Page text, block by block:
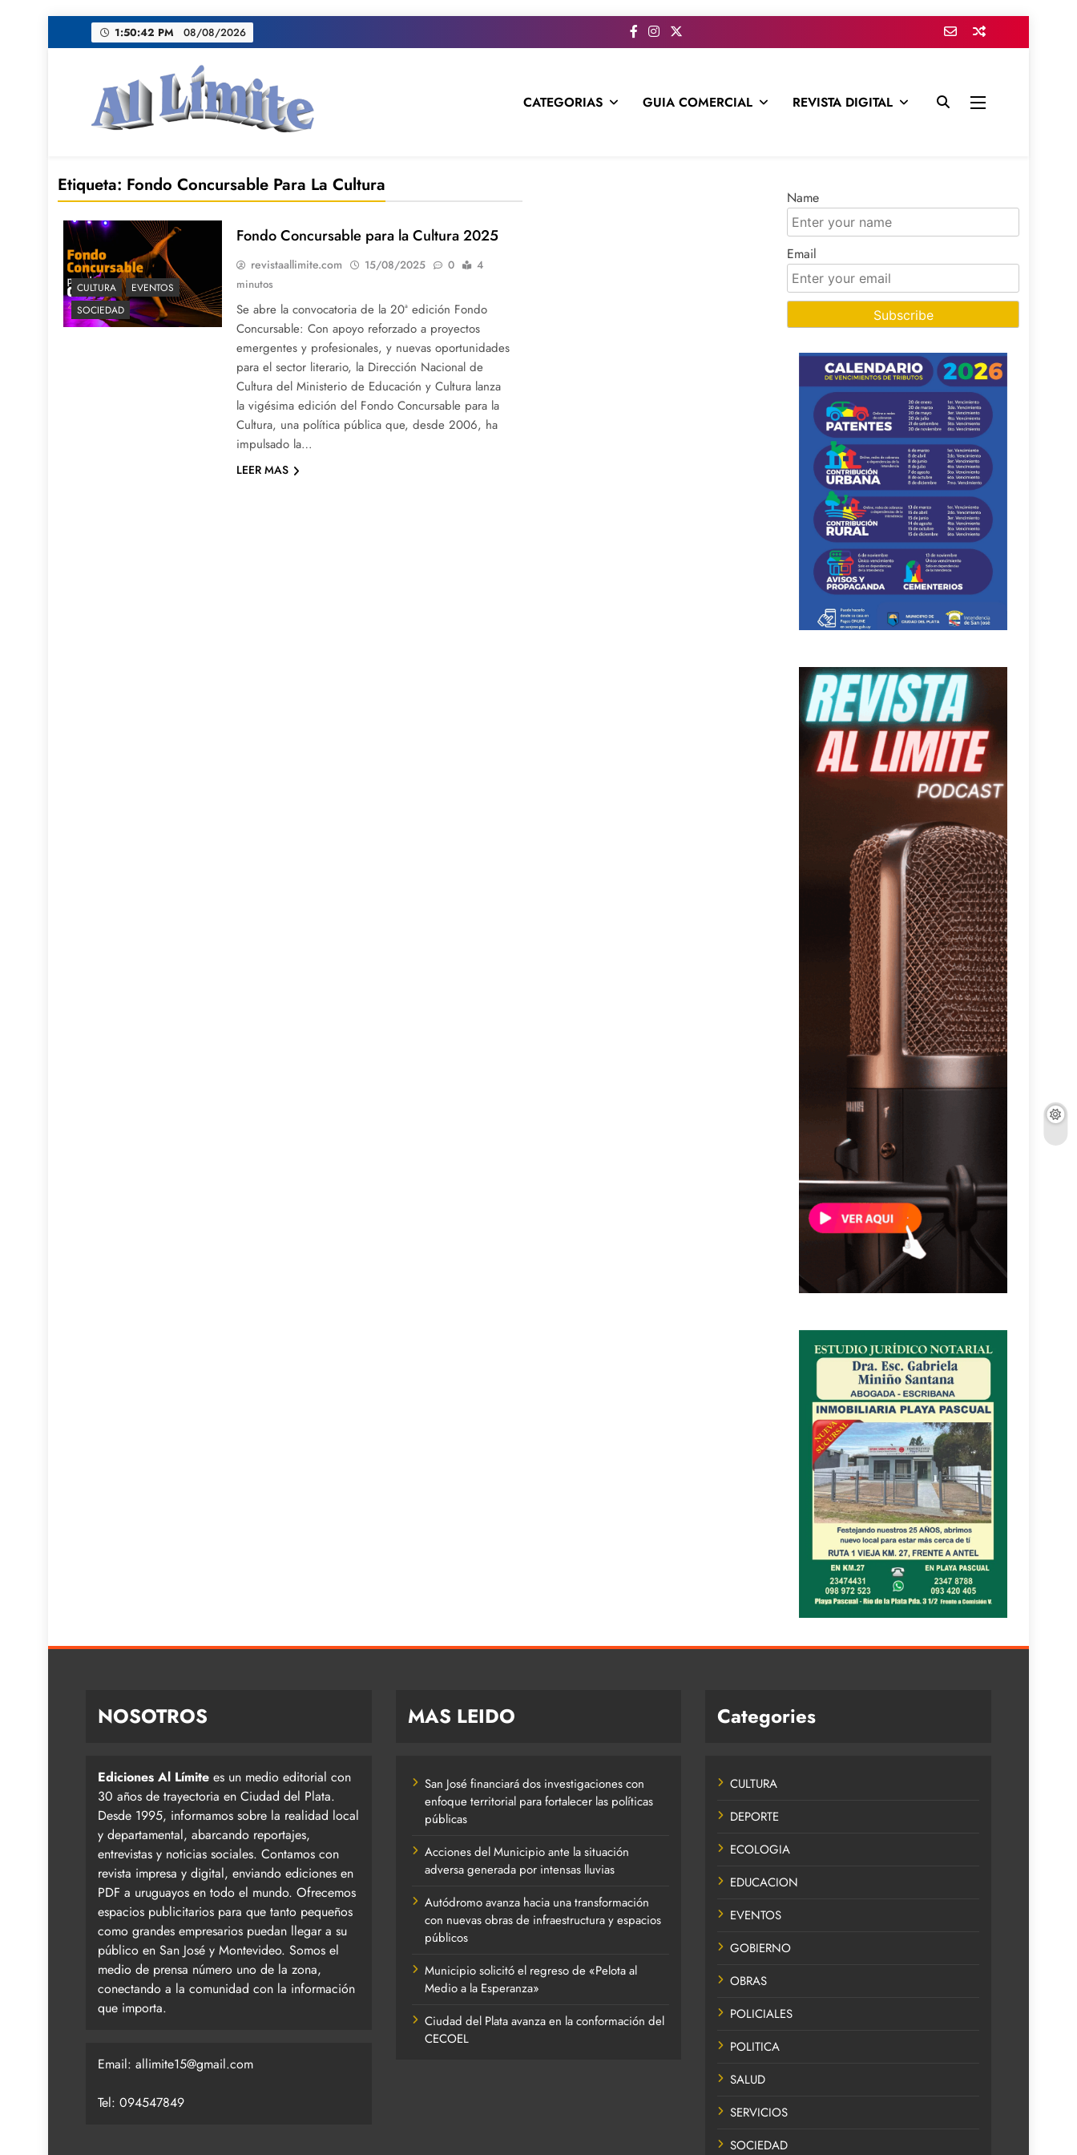
al
1:50:43 PM 08/08/2026
CATEGORIAS GUIA COMERCIAL REVISTA DIGITAL
Etiqueta: Fondo Concursable Para La Cultura
CULTURA
EVENTOS
SOCIEDAD
Fondo Concursable para la Cultura 2025
revistaallimite.com 15/08/2025 0
4
minutos
Se abre la convocatoria de la 20ª edición Fondo
Concursable: Con apoyo reforzado a proyectos
emergentes y profesionales, y nuevas oportunidades
para el sector literario, la Dirección Nacional de
Cultura del Ministerio de Educación y Cultura lanza
la vigésima edición del Fondo Concursable para la
Cultura, una política pública que, desde 2006, ha
impulsado la…
LEER MAS
Name
Email
NOSOTROS
Ediciones Al Límite es un medio editorial con
30 años de trayectoria en Ciudad del Plata.
Desde 1995, informamos sobre la realidad local
y departamental, abarcando reportajes,
entrevistas y noticias sociales. Contamos con
revista impresa y digital, enviando ediciones en
PDF a uruguayos en todo el mundo. Ofrecemos
espacios publicitarios para que tanto pequeños
como grandes empresarios puedan llegar a su
público en San José y Montevideo. Somos el
medio de prensa número uno de la zona,
conectando a la comunidad con la información
que importa.
Email: allimite15@gmail.com
Tel: 094547849
MAS LEIDO
San José financiará dos investigaciones con
enfoque territorial para fortalecer las políticas
públicas
Acciones del Municipio ante la situación
adversa generada por intensas lluvias
Autódromo avanza hacia una transformación
con nuevas obras de infraestructura y espacios
públicos
Municipio solicitó el regreso de «Pelota al
Medio a la Esperanza»
Ciudad del Plata avanza en la conformación del
CECOEL
Categories
CULTURA
DEPORTE
ECOLOGIA
EDUCACION
EVENTOS
GOBIERNO
OBRAS
POLICIALES
POLITICA
SALUD
SERVICIOS
SOCIEDAD